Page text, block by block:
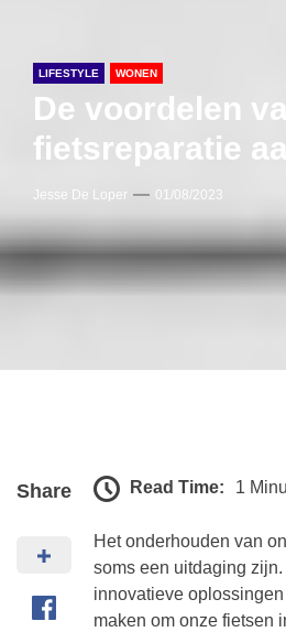
LIFESTYLE WONEN
De voordelen
fietsreparatie
Jesse De Loper 01/08/2023
Share Read Time: 1
Het onderhouden van
soms een uitdaging
innovatieve
maken om onze fietsen